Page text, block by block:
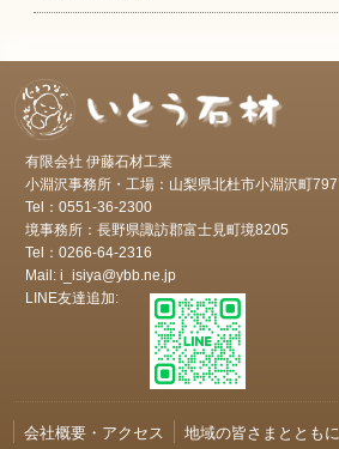
有限会社 伊藤石材工業
小淵沢事務所・工場：山梨県北杜市小淵沢町797
Tel：0551-36-2300
境事務所：長野県諏訪郡富士見町境8205
Tel：0266-64-2316
Mail: i_isiya@ybb.ne.jp
LINE友達追加:
会社概要・アクセス
地域の皆さまとともに